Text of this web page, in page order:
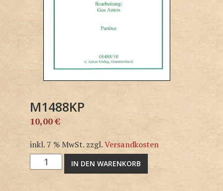
M1488KP
10,00€
inkl. 7 % MwSt. zzgl.Versandkosten
M1488KP
Menge
IN DEN WARENKORB